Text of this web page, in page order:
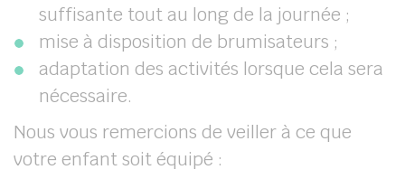
suffisante tout au long de la journée ;
mise à disposition de brumisateurs ;
adaptation des activités lorsque cela sera
nécessaire.
Nous vous remercions de veiller à ce que
votre enfant soit équipé :